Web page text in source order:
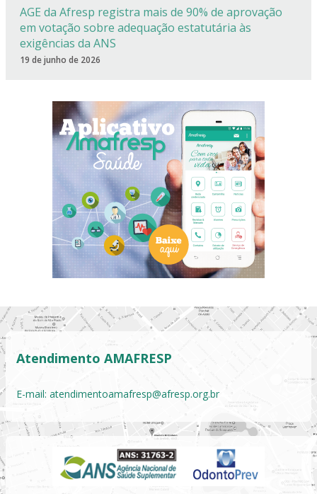
AGE da Afresp registra mais de 90% de aprovação
em votação sobre adequação estatutária às
exigências da ANS
19 de junho de 2026
Atendimento AMAFRESP
E-mail: atendimentoamafresp@afresp.org.br